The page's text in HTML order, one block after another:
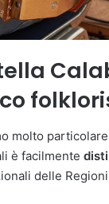
molto
è facilmente
delle